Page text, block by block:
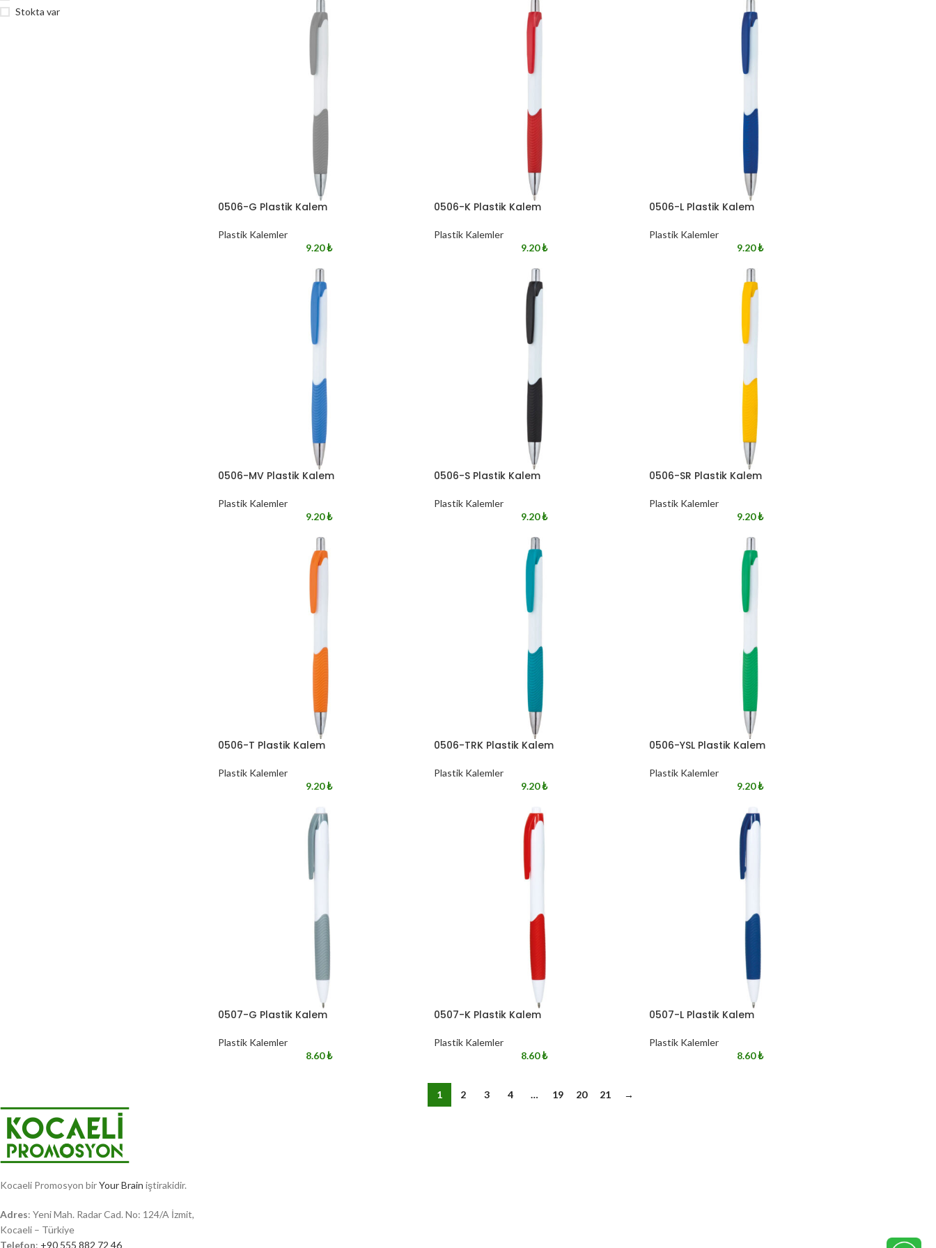
Stokta var
0506-G Plastik Kalem
Plastik Kalemler
9.20₺
0506-K Plastik Kalem
Plastik Kalemler
9.20₺
0506-L Plastik Kalem
Plastik Kalemler
9.20₺
0506-MV Plastik Kalem
Plastik Kalemler
9.20₺
0506-S Plastik Kalem
Plastik Kalemler
9.20₺
0506-SR Plastik Kalem
Plastik Kalemler
9.20₺
0506-T Plastik Kalem
Plastik Kalemler
9.20₺
0506-TRK Plastik Kalem
Plastik Kalemler
9.20₺
0506-YSL Plastik Kalem
Plastik Kalemler
9.20₺
0507-G Plastik Kalem
Plastik Kalemler
8.60₺
0507-K Plastik Kalem
Plastik Kalemler
8.60₺
0507-L Plastik Kalem
Plastik Kalemler
8.60₺
1 2 3 4 … 19 20 21 →
Kocaeli Promosyon birYour Brain iştirakidir.
Adres: Yeni Mah. Radar Cad. No: 124/A İzmit,
Kocaeli – Türkiye
Telefon: +90 555 882 72 46